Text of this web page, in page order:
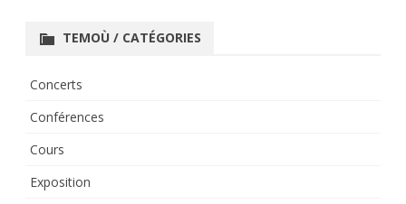
TEMOÙ / CATÉGORIES
Concerts
Conférences
Cours
Exposition